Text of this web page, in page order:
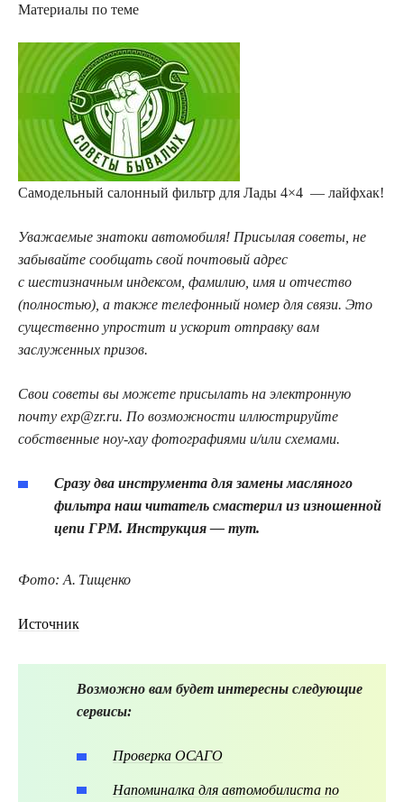
Материалы по теме
Самодельный салонный фильтр для Лады 4×4 — лайфхак!
Уважаемые знатоки автомобиля! Присылая советы, не
забывайте сообщать свой почтовый адрес
с шестизначным индексом, фамилию, имя и отчество
(полностью), а также телефонный номер для связи. Это
существенно упростит и ускорит отправку вам
заслуженных призов.
Свои советы вы можете присылать на электронную
почту exp@zr.ru. По возможности иллюстрируйте
собственные ноу-хау фотографиями и/или схемами.
Сразу два инструмента для замены масляного
фильтра наш читатель смастерил из изношенной
цепи ГРМ. Инструкция — тут.
Фото: А. Тищенко
Источник
Возможно вам будет интересны следующие
сервисы:
Проверка ОСАГО
Напоминалка для автомобилиста по